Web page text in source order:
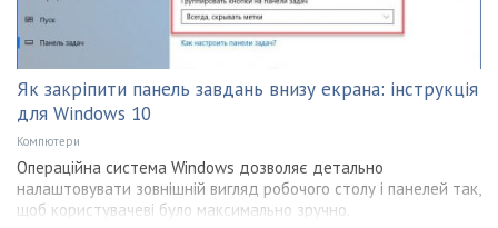
Як закріпити панель завдань внизу екрана: інструкція
для Windows 10
Компютери
Операційна система Windows дозволяє детально
налаштовувати зовнішній вигляд робочого столу і панелей так,
щоб користувачеві було максимально зручно.